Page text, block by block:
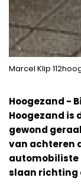
Marcel Klip
Hoogezand -
Hoogezand is
gewond
van achteren
automobiliste
slaan richting